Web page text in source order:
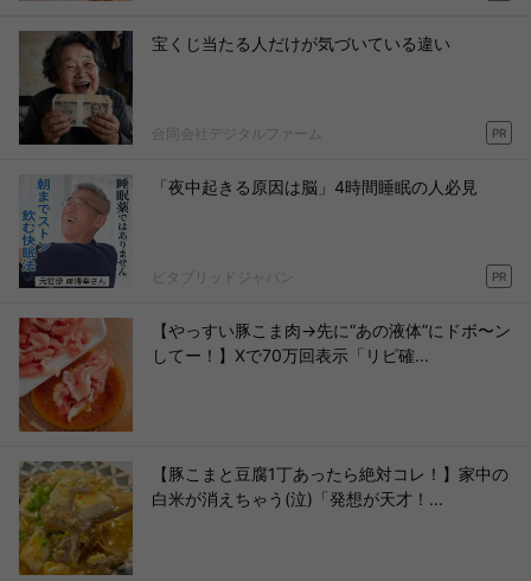
宝くじ当たる人だけが気づいている違い
合同会社デジタルファーム PR
「夜中起きる原因は脳」4時間睡眠の人必見
ビタブリッドジャパン PR
【やっすい豚こま肉→先に“あの液体”にドボ〜ン
してー！】Xで70万回表示「リピ確...
【豚こまと豆腐1丁あったら絶対コレ！】家中の
白米が消えちゃう(泣)「発想が天才！...